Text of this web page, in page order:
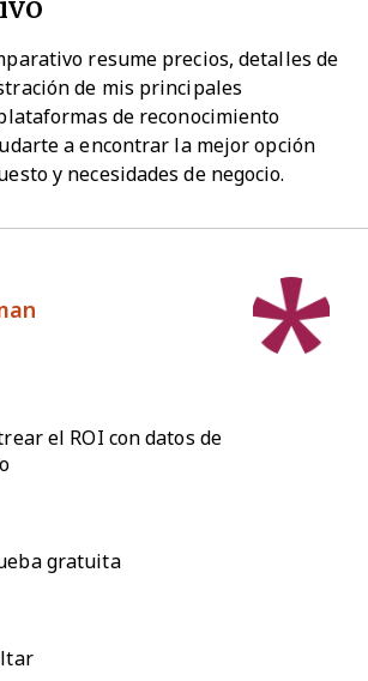
resume precios, detalles de
de mis principales
de reconocimiento
a encontrar la mejor opción
y necesidades de negocio.
el ROI con datos de
gratuita